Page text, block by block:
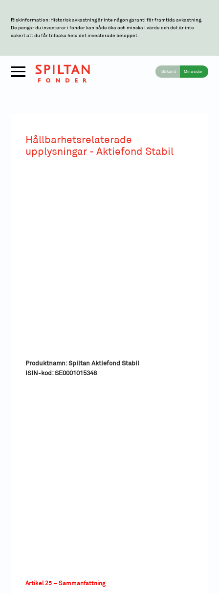
Riskinformation: Historisk avkastning är inte någon garanti för framtida avkastning.
De pengar du investerar i fonder kan både öka och minska i värde och det är inte
säkert att du får tillbaka hela det investerade beloppet.
Bli kund Mina sidor
Hållbarhetsrelaterade
upplysningar - Aktiefond Stabil
Produktnamn: Spiltan Aktiefond Stabil
ISIN-kod: SE0001015348
Artikel 25 – Sammanfattning